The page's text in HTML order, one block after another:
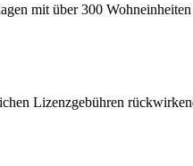
mit über 300
Lizenzgebühren